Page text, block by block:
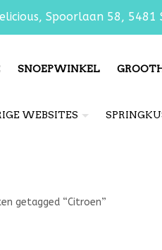
Spoorlaan 58, 5481
SNOEPWINKEL
WEBSITES
getagged “Citroen”